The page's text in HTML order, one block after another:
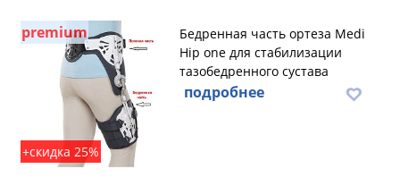
premium
+скидка 25%
Бедренная часть ортеза Medi
Hip one для стабилизации
тазобедренного сустава
подробнее